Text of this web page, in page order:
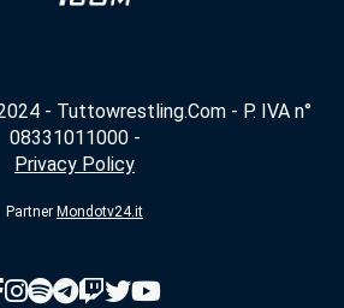
- Tuttowrestling.Com - P. IVA n°
08331011000 -
Privacy Policy
Partner Mondotv24.it